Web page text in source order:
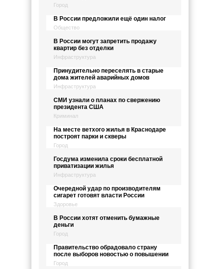
Город
В России предложили ещё один налог
Общество
В России могут запретить продажу
квартир без отделки
Инфраструктура
Принудительно переселять в старые
дома жителей аварийных домов
Инфраструктура
СМИ узнали о планах по свержению
президента США
Криминал
На месте ветхого жилья в Краснодаре
построят парки и скверы
Город
Госдума изменила сроки бесплатной
приватизации жилья
Инфраструктура
Очередной удар по производителям
сигарет готовят власти России
Здоровье
В России хотят отменить бумажные
деньги
Город
Правительство обрадовало страну
после выборов новостью о повышении
Город